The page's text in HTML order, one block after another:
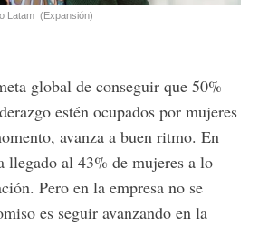
Latam (Expansión)
global de conseguir que 50%
estén ocupados por mujeres
avanza a buen ritmo. En
llegado al 43% de mujeres a lo
Pero en la empresa no se
es seguir avanzando en la